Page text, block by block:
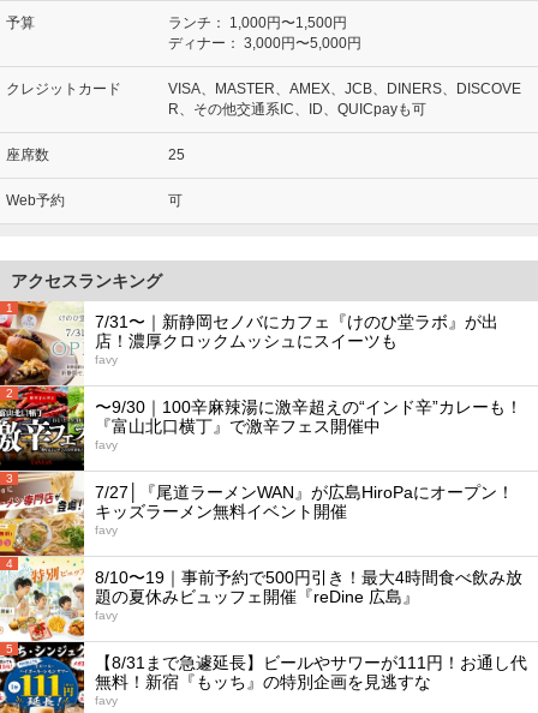
予算 ランチ：
1,000円〜1,500円
ディナー： 3,000円〜5,000円
クレジットカード
VISA、MASTER、AMEX、JCB、DINERS、DISCOVE
R、その他交通系IC、ID、QUICpayも可
座席数 25
Web予約 可
アクセスランキング
1
7/31〜｜新静岡セノバにカフェ『けのひ堂ラボ』が出
店！濃厚クロックムッシュにスイーツも
favy
2
〜9/30｜100辛麻辣湯に激辛超えの“インド辛”カレーも！
『富山北口横丁』で激辛フェス開催中
favy
3
7/27│『尾道ラーメンWAN』が広島HiroPaにオープン！
キッズラーメン無料イベント開催
favy
4
8/10〜19｜事前予約で500円引き！最大4時間食べ飲み放
題の夏休みビュッフェ開催『reDine 広島』
favy
5
【8/31まで急遽延長】ビールやサワーが111円！お通し代
無料！新宿『もッち』の特別企画を見逃すな
favy